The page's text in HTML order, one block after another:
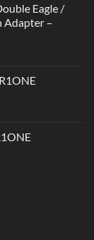
Eagle /
Adapter –